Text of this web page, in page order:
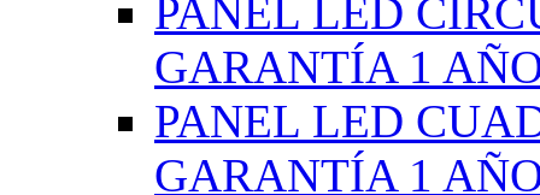
PANEL LED
GARANTÍA 1
PANEL LED
GARANTÍA 1